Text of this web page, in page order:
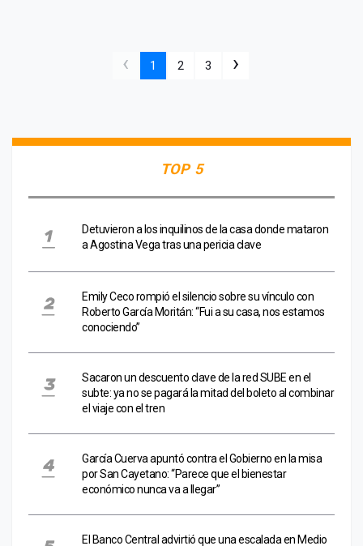
‹ 1 2 3 ›
TOP 5
Detuvieron a los inquilinos de la casa donde mataron
a Agostina Vega tras una pericia clave
Emily Ceco rompió el silencio sobre su vínculo con
Roberto García Moritán: “Fui a su casa, nos estamos
conociendo”
Sacaron un descuento clave de la red SUBE en el
subte: ya no se pagará la mitad del boleto al combinar
el viaje con el tren
García Cuerva apuntó contra el Gobierno en la misa
por San Cayetano: “Parece que el bienestar
económico nunca va a llegar”
El Banco Central advirtió que una escalada en Medio